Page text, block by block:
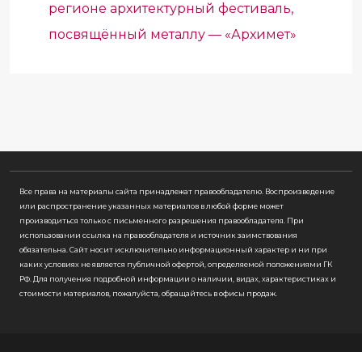
регионе архитектурный фестиваль,
посвящённый металлу — «Архимет»
Все права на материалы сайта принадлежат правообладателю. Воспроизведение
или распространение указанных материалов в любой форме может
производиться только с письменного разрешения правообладателя. При
использовании ссылка на правообладателя и источник заимствования
обязательна. Cайт носит исключительно информационный характер и ни при
каких условиях не является публичной офертой, определяемой положениями ГК
РФ. Для получения подробной информации о наличии, видах, характеристиках и
стоимости материалов, пожалуйста, обращайтесь в офисы продаж.